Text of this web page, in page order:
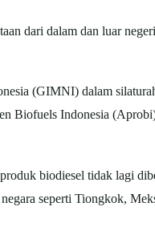
dari dalam dan luar
(GIMNI) dalam
Biofuels Indonesia
biodiesel tidak lagi
seperti Tiongkok,